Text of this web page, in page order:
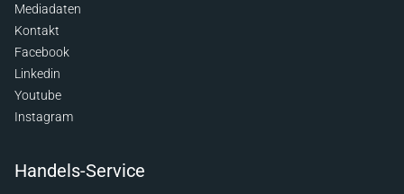
Mediadaten
Kontakt
Facebook
Linkedin
Youtube
Instagram
Handels-Service